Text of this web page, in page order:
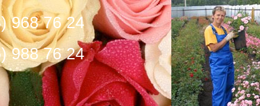
968 76 24
988 76 24